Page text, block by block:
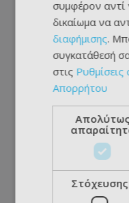
συμφέρον αντί
δικαίωμα να
διαφήμισης.
συγκατάθεσή
στις Ρυθμίσεις
Απορρήτου
Απολύτως
Στόχευσης